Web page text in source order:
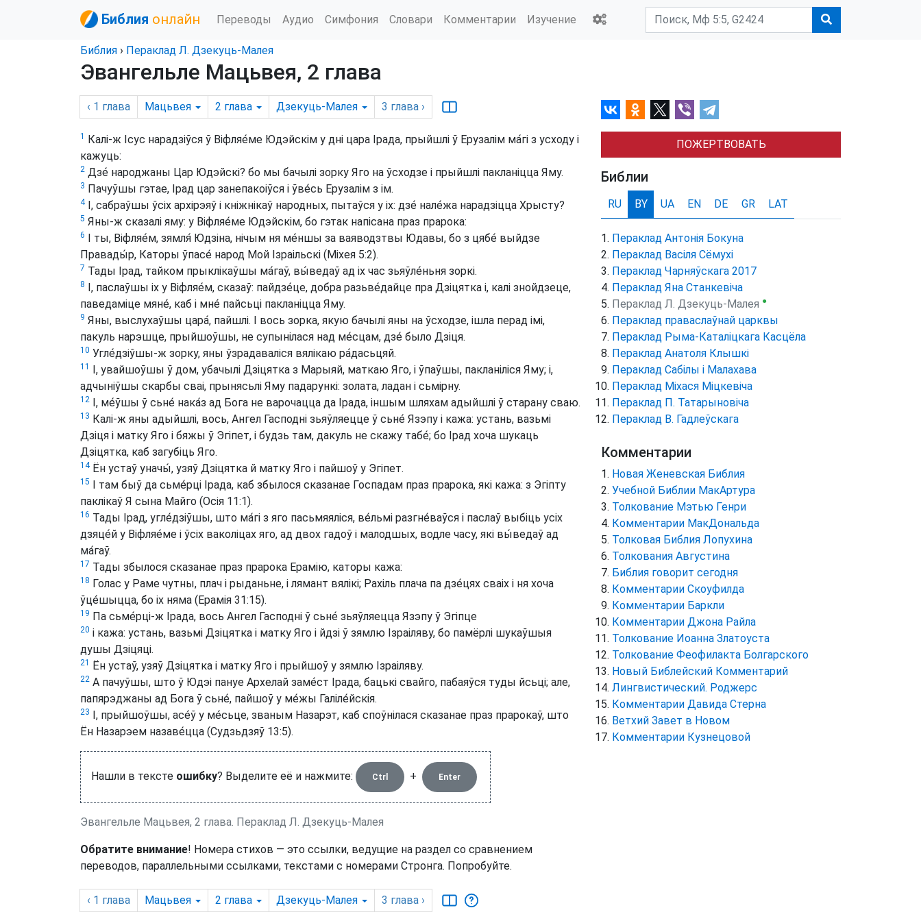
Библия онлайн Переводы Аудио Симфония Словари Комментарии Изучение
Библия › Пераклад Л. Дзекуць-Малея
Эвангельле Мацьвея, 2 глава
‹ 1 глава Мацьвея 2 глава Дзекуць-Малея 3 глава ›
1 Калі-ж Ісус нарадзіўся ў Віфляе́ме Юдэйскім у дні цара Ірада, прыйшлі ў Ерузалім ма́гі з усходу і
кажуць:
2 Дзе́ народжаны Цар Юдэйскі? бо мы бачылі зорку Яго на ўсходзе і прыйшлі пакланіцца Яму.
3 Пачуўшы гэтае, Ірад цар занепакоіўся і ўве́сь Ерузалім з ім.
4І, сабраўшы ўсіх архірэяў і кніжнікаў народных, пытаўся у іх: дзе́ нале́жа нарадзіцца Хрысту?
5 Яны-ж сказалі яму: у Віфляе́ме Юдэйскім, бо гэтак напісана праз прарока:
6 І ты, Віфляе́м, зямля́ Юдзіна, нічым ня ме́ншы за ваяводзтвы Юдавы, бо з цябе́ выйдзе
Правады́р, Каторы ўпасе́ народ Мой Ізраільскі (Міхея 5:2).
7 Тады Ірад, тайком прыклікаўшы ма́гаў, вы́ведаў ад іх час зьяўле́ньня зоркі.
8 І, паслаўшы іх у Віфляе́м, сказаў: пайдзе́це, добра разьве́дайце пра Дзіцятка і, калі знойдзеце,
паведаміце мяне́, каб і мне́ пайсьці пакланіцца Яму.
9 Яны, выслухаўшы цара́, пайшлі. І вось зорка, якую бачылі яны на ўсходзе, ішла перад імі,
пакуль нарэшце, прыйшоўшы, не супынілася над ме́сцам, дзе́ было Дзіця.
10 Угле́дзіўшы-ж зорку, яны ўзрадаваліся вялікаю ра́дасьцяй.
11 І, увайшоўшы ў дом, убачылі Дзіцятка з Марыяй, маткаю Яго, і ўпаўшы, пакланіліся Яму; і,
адчыніўшы скарбы сваі, прынясьлі Яму падарункі: золата, ладан і сьмірну.
12 І, ме́ўшы ў сьне́ нака́з ад Бога не варочацца да Ірада, іншым шляхам адыйшлі ў старану сваю.
13 Калі-ж яны адыйшлі, вось, Ангел Гасподні зьяўляецце ў сьне́ Язэпу і кажа: устань, вазьмі
Дзіця і матку Яго і бяжы ў Эгіпет, і будзь там, дакуль не скажу табе́; бо Ірад хоча шукаць
Дзіцятка, каб загубіць Яго.
14Ён устаў уначы́, узяў Дзіцятка й матку Яго і пайшоў у Эгіпет.
15 І там быў да сьме́рці Ірада, каб збылося сказанае Госпадам праз прарока, які кажа: з Эгіпту
паклікаў Я сына Майго (Осія 11:1).
16 Тады Ірад, угле́дзіўшы, што ма́гі з яго пасьмяяліся, ве́льмі разгне́ваўся і паслаў выбіць усіх
дзяце́й у Віфляе́ме і ўсіх ваколіцах яго, ад двох гадоў і малодшых, водле часу, які вы́ведаў ад
ма́гаў.
17 Тады збылося сказанае праз прарока Ерамію, каторы кажа:
18 Голас у Раме чутны, плач і рыданьне, і лямант вялікі; Рахіль плача па дзе́цях сваіх і ня хоча
ўце́шыцца, бо іх няма (Ерамія 31:15).
19 Па сьме́рці-ж Ірада, вось Ангел Гасподні ў сьне́ зьяўляецца Язэпу ў Эгіпце
20 і кажа: устань, вазьмі Дзіцятка і матку Яго і йдзі ў зямлю Ізраіляву, бо памёрлі шукаўшыя
душы Дзіцяці.
21 Ён устаў, узяў Дзіцятка і матку Яго і прыйшоў у зямлю Ізраіляву.
22 А пачуўшы, што ў Юдэі пануе Архелай заме́ст Ірада, бацькі свайго, пабаяўся туды йсьці; але,
папярэджаны ад Бога ў сьне́, пайшоў у ме́жы Галіле́йскія.
23 І, прыйшоўшы, асе́ў у ме́сьце, званым Назарэт, каб споўнілася сказанае праз прарокаў, што
Ён Назарэем назаве́цца (Судзьдзяў 13:5).
Нашли в тексте ошибку? Выделите её и нажмите: Ctrl + Enter
Эвангельле Мацьвея, 2 глава. Пераклад Л. Дзекуць-Малея
Обратите внимание! Номера стихов — это ссылки, ведущие на раздел со сравнением
переводов, параллельными ссылками, текстами с номерами Стронга. Попробуйте.
‹ 1 глава Мацьвея 2 глава Дзекуць-Малея 3 глава ›
ПОЖЕРТВОВАТЬ
Библии
RU BY UA EN DE GR LAT
Пераклад Антонія Бокуна
Пераклад Васіля Сёмухі
Пераклад Чарняўскага 2017
Пераклад Яна Станкевіча
Пераклад Л. Дзекуць-Малея ●
Пераклад праваслаўнай царквы
Пераклад Рыма-Каталіцкага Касцёла
Пераклад Анатоля Клышкi
Пераклад Сабілы і Малахава
Пераклад Міхася Міцкевіча
Пераклад П. Татарыновіча
Пераклад В. Гадлеўскага
Комментарии
Новая Женевская Библия
Учебной Библии МакАртура
Толкование Мэтью Генри
Комментарии МакДональда
Толковая Библия Лопухина
Толкования Августина
Библия говорит сегодня
Комментарии Скоуфилда
Комментарии Баркли
Комментарии Джона Райла
Толкование Иоанна Златоуста
Толкование Феофилакта Болгарского
Новый Библейский Комментарий
Лингвистический. Роджерс
Комментарии Давида Стерна
Ветхий Завет в Новом
Комментарии Кузнецовой